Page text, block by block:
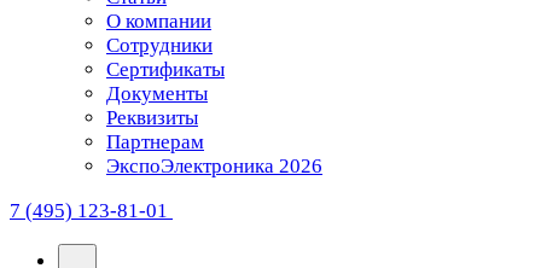
О компании
Сотрудники
Сертификаты
Документы
Реквизиты
Партнерам
ЭкспоЭлектроника 2026
7 (495) 123-81-01